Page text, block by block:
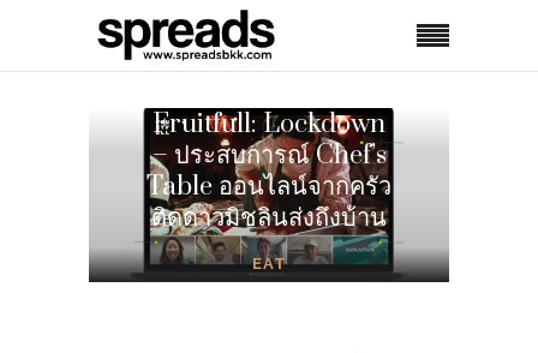
Fruitfull: Lockdown
– ประสบการณ์ Chef’s
Table ออนไลน์จากครัว
ติดดาวมิชลินส่งถึงบ้าน
EAT